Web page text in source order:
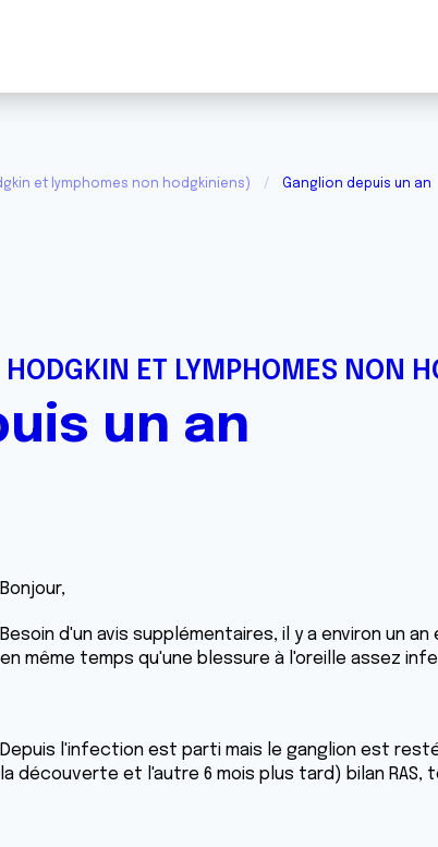
et lymphomes non hodgkiniens) Ganglion depuis un an
ET LYMPHOMES NON
un an
Bonjour,
Besoin d'un avis supplémentaires, il y a environ un
en même temps qu'une blessure à l'oreille assez
Depuis l'infection est parti mais le ganglion est
la découverte et l'autre 6 mois plus tard) bilan RAS,